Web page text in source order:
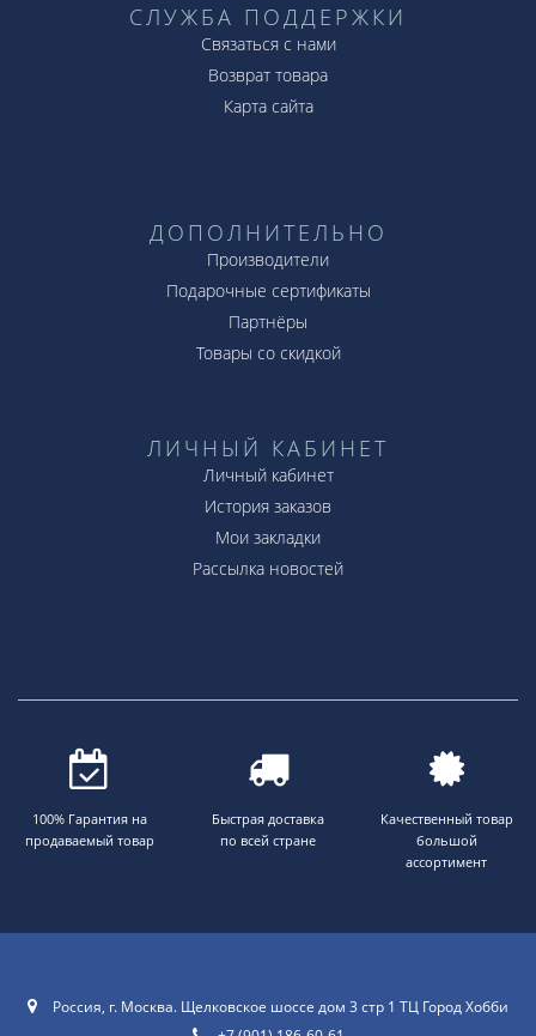
СЛУЖБА ПОДДЕРЖКИ
Связаться с нами
Возврат товара
Карта сайта
ДОПОЛНИТЕЛЬНО
Производители
Подарочные сертификаты
Партнёры
Товары со скидкой
ЛИЧНЫЙ КАБИНЕТ
Личный кабинет
История заказов
Мои закладки
Рассылка новостей
100% Гарантия на
продаваемый товар
Быстрая доставка
по всей стране
Качественный товар
большой
ассортимент
Россия, г. Москва. Щелковское шоссе дом 3 стр 1 ТЦ Город Хобби